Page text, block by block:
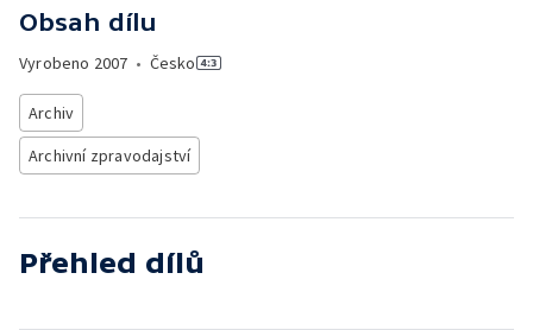
Obsah dílu
Vyrobeno 2007 • Česko
Archiv
Archivní zpravodajství
Přehled dílů